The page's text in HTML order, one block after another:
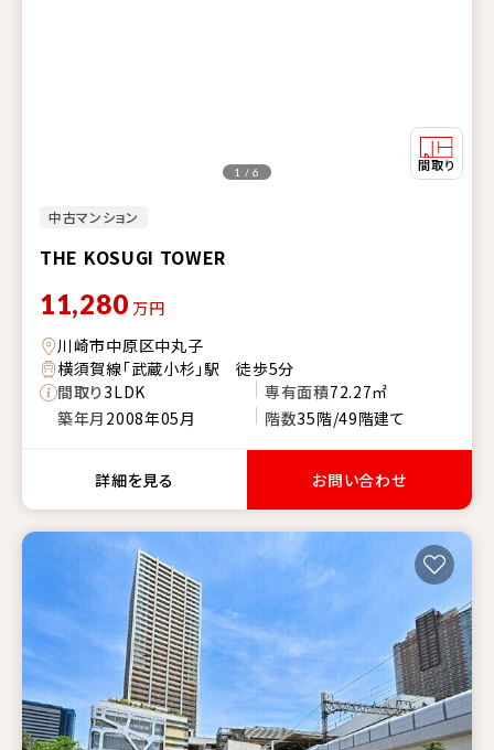
中古マンション
THE KOSUGI TOWER
1 / 6
11,280 万円
川崎市中原区中丸子
横須賀線「武蔵小杉」駅 徒歩5分
間取り3LDK 専有面積72.27㎡
築年月 2008年05月 階数35階/49階建て
詳細を見る お問い合わせ